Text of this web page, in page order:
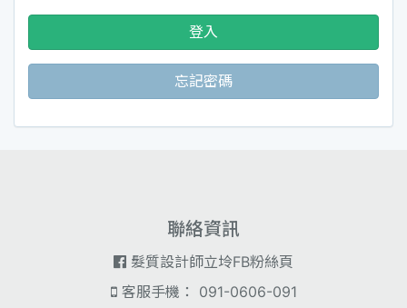
登入
忘記密碼
聯絡資訊
髮質設計師立坽FB粉絲頁
客服手機： 091-0606-091